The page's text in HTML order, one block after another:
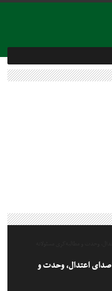
صدای اعتدال، وحدت و